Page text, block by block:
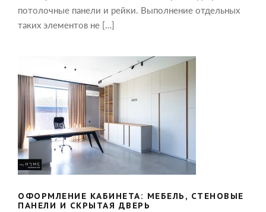
потолочные панели и рейки. Выполнение отдельных
таких элементов не […]
ОФОРМЛЕНИЕ КАБИНЕТА: МЕБЕЛЬ,
СТЕНОВЫЕ ПАНЕЛИ И СКРЫТАЯ
ОФОРМЛЕНИЕ КАБИНЕТА: МЕБЕЛЬ, СТЕНОВЫЕ
ПАНЕЛИ И СКРЫТАЯ ДВЕРЬ